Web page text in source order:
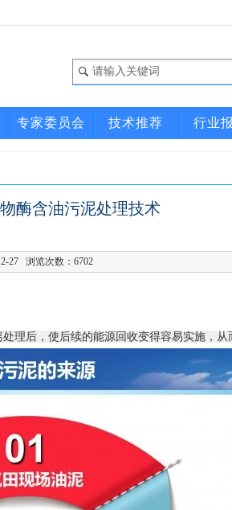
专家委员会 技术推荐 行业
酶含油污泥处理技术
27 浏览次数： 6702
理后，使后续的能源回收变得容易实施，